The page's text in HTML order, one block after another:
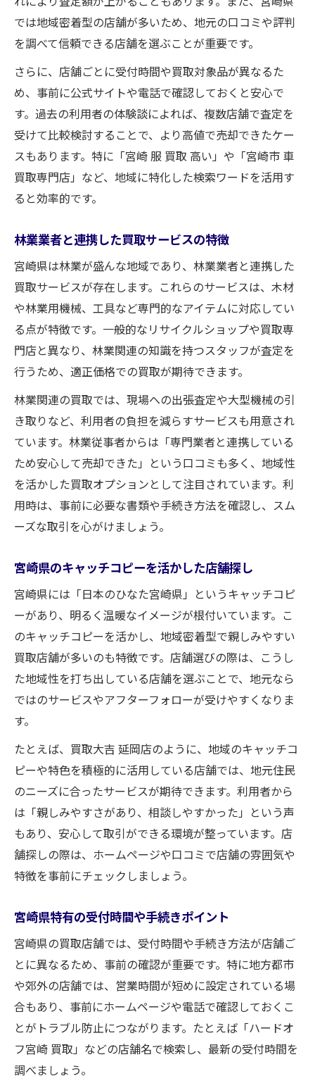
では地域密着型の店舗が多いため、地元の口コミや評判
を調べて信頼できる店舗を選ぶことが重要です。
さらに、店舗ごとに受付時間や買取対象品が異なるた
め、事前に公式サイトや電話で確認しておくと安心で
す。過去の利用者の体験談によれば、複数店舗で査定を
受けて比較検討することで、より高値で売却できたケー
スもあります。特に「宮崎 服 買取 高い」や「宮崎市 車
買取専門店」など、地域に特化した検索ワードを活用す
ると効率的です。
林業業者と連携した買取サービスの特徴
宮崎県は林業が盛んな地域であり、林業業者と連携した
買取サービスが存在します。これらのサービスは、木材
や林業用機械、工具など専門的なアイテムに対応してい
る点が特徴です。一般的なリサイクルショップや買取専
門店と異なり、林業関連の知識を持つスタッフが査定を
行うため、適正価格での買取が期待できます。
林業関連の買取では、現場への出張査定や大型機械の引
き取りなど、利用者の負担を減らすサービスも用意され
ています。林業従事者からは「専門業者と連携している
ため安心して売却できた」という口コミも多く、地域性
を活かした買取オプションとして注目されています。利
用時は、事前に必要な書類や手続き方法を確認し、スム
ーズな取引を心がけましょう。
宮崎県のキャッチコピーを活かした店舗探し
宮崎県には「日本のひなた宮崎県」というキャッチコピ
ーがあり、明るく温暖なイメージが根付いています。こ
のキャッチコピーを活かし、地域密着型で親しみやすい
買取店舗が多いのも特徴です。店舗選びの際は、こうし
た地域性を打ち出している店舗を選ぶことで、地元なら
ではのサービスやアフターフォローが受けやすくなりま
す。
たとえば、買取大吉 延岡店のように、地域のキャッチコ
ピーや特色を積極的に活用している店舗では、地元住民
のニーズに合ったサービスが期待できます。利用者から
は「親しみやすさがあり、相談しやすかった」という声
もあり、安心して取引ができる環境が整っています。店
舗探しの際は、ホームページや口コミで店舗の雰囲気や
特徴を事前にチェックしましょう。
宮崎県特有の受付時間や手続きポイント
宮崎県の買取店舗では、受付時間や手続き方法が店舗ご
とに異なるため、事前の確認が重要です。特に地方都市
や郊外の店舗では、営業時間が短めに設定されている場
合もあり、事前にホームページや電話で確認しておくこ
とがトラブル防止につながります。たとえば「ハードオ
フ宮崎 買取」などの店舗名で検索し、最新の受付時間を
調べましょう。